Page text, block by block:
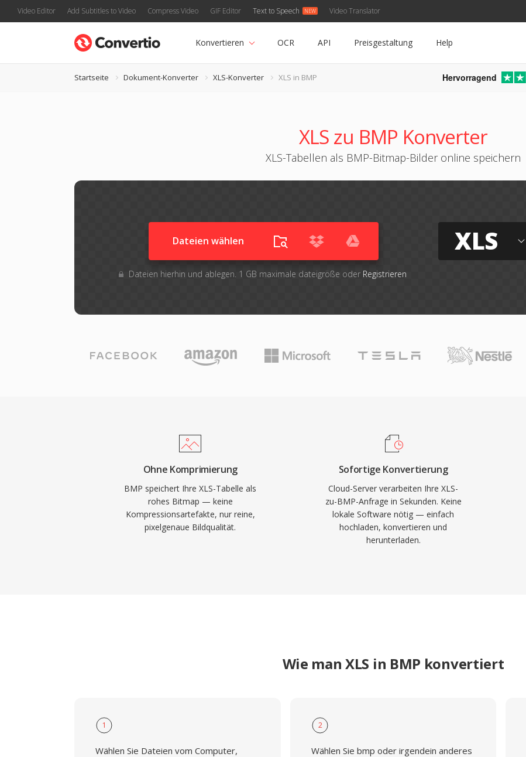
Video Editor Add Subtitles to Video Compress Video GIF Editor Text to Speech Video Translator
Konvertieren OCR API Preisgestaltung Help
Startseite Dokument-Konverter XLS-Konverter XLS in BMP Hervorragend
XLS zu BMP Konverter
XLS-Tabellen als BMP-Bitmap-Bilder online speichern
Dateien wählen
Dateien hierhin und ablegen. 1 GB maximale dateigröße oder Registrieren
XLS
Ohne Komprimierung
BMP speichert Ihre XLS-Tabelle als
rohes Bitmap — keine
Kompressionsartefakte, nur reine,
pixelgenaue Bildqualität.
Sofortige Konvertierung
Cloud-Server verarbeiten Ihre XLS-
zu-BMP-Anfrage in Sekunden. Keine
lokale Software nötig — einfach
hochladen, konvertieren und
herunterladen.
Wie man XLS in BMP konvertiert
1
Wählen Sie Dateien vom Computer,
2
Wählen Sie bmp oder irgendein anderes